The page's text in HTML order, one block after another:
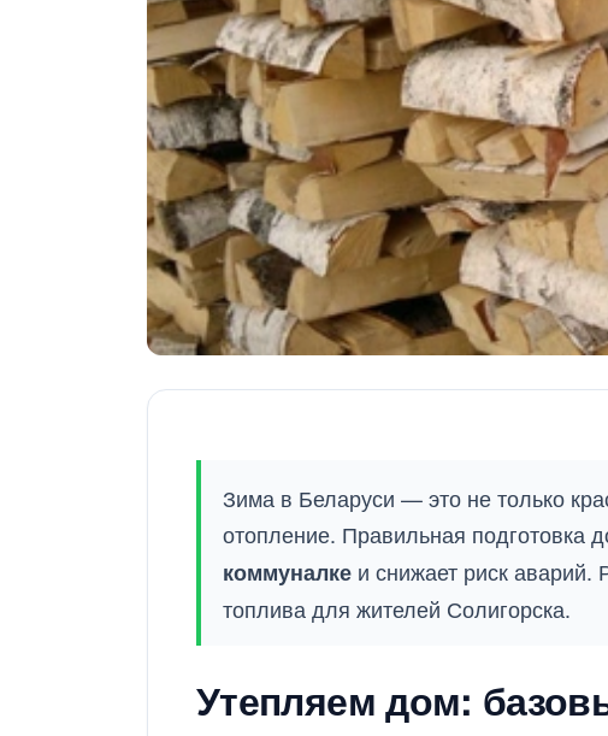
Зима в Беларуси — это не только
отопление. Правильная подготовка
коммуналке и снижает риск аварий.
топлива для жителей Солигорска.
Утепляем дом: